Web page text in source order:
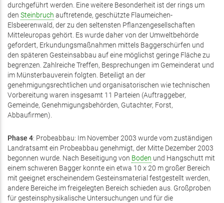
durchgeführt werden. Eine weitere Besonderheit ist der rings um
den Steinbruch auftretende, geschützte Flaumeichen-
Elsbeerenwald, der zu den seltensten Pflanzengesellschaften
Mitteleuropas gehört. Es wurde daher von der Umweltbehörde
gefordert, Erkundungsmaßnahmen mittels Baggerschürfen und
den späteren Gesteinsabbau auf eine möglichst geringe Fläche zu
begrenzen. Zahlreiche Treffen, Besprechungen im Gemeinderat und
im Münsterbauverein folgten. Beteiligt an der
genehmigungsrechtlichen und organisatorischen wie technischen
Vorbereitung waren insgesamt 11 Parteien (Auftraggeber,
Gemeinde, Genehmigungsbehörden, Gutachter, Forst,
Abbaufirmen).
Phase 4: Probeabbau: Im November 2003 wurde vom zuständigen
Landratsamt ein Probeabbau genehmigt, der Mitte Dezember 2003
begonnen wurde. Nach Beseitigung von Boden und Hangschutt mit
einem schweren Bagger konnte ein etwa 10 x 20 m großer Bereich
mit geeignet erscheinendem Gesteinsmaterial festgestellt werden,
andere Bereiche im freigelegten Bereich schieden aus. Großproben
für gesteinsphysikalische Untersuchungen und für die